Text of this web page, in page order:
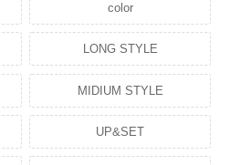
color
LONG STYLE
MIDIUM STYLE
UP&SET